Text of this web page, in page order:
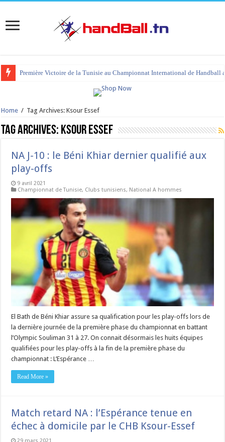
Première Victoire de la Tunisie au Championnat International de Handball
tournoi international Hammamet 2023 : programme et liste des joueurs
Home / Tag Archives: Ksour Essef
Tag Archives: Ksour Essef
NA J-10 : le Béni Khiar dernier qualifié aux
play-offs
9 avril 2021
Championnat de Tunisie, Clubs tunisiens, National A hommes
El Bath de Béni Khiar assure sa qualification pour les play-offs lors de
la dernière journée de la première phase du championnat en battant
l’Olympic Souliman 31 à 27. On connait désormais les huits équipes
qualifiées pour les play-offs à la fin de la première phase du
championnat : L’Espérance …
Read More »
Match retard NA : l’Espérance tenue en
échec à domicile par le CHB Ksour-Essef
29 mars 2021